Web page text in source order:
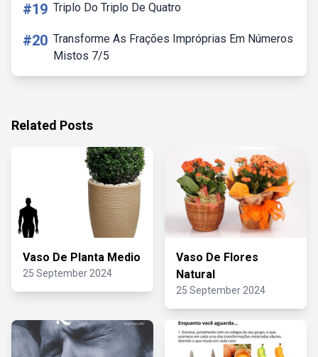
#19 Triplo Do Triplo De Quatro
#20 Transforme As Frações Impróprias Em Números
Mistos 7/5
Related Posts
Vaso De Planta Medio
25 September 2024
Vaso De Flores
Natural
25 September 2024